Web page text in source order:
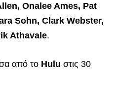
Onalee Ames, Pat
Sohn, Clark Webster,
Athavale.
από το Hulu στις 30